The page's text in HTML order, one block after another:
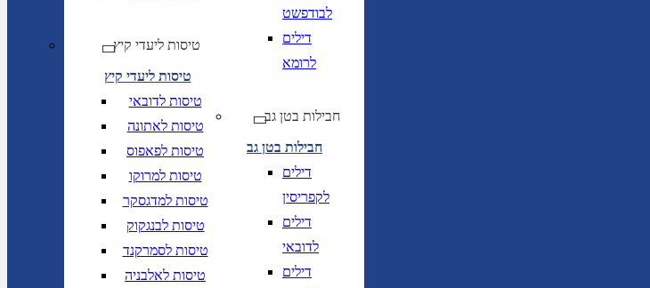
טיסות ליעדי קיץ
טיסות ליעדי קיץ
טיסות לדובאי
טיסות לאתונה
טיסות לפאפוס
טיסות למרוקו
טיסות למדגסקר
טיסות לבנגקוק
טיסות לסמרקנד
טיסות לאלבניה
לבודפשט
דילים
לרומא
חבילות בטן גב
חבילות בטן גב
דילים
לקפריסין
דילים
לדובאי
דילים